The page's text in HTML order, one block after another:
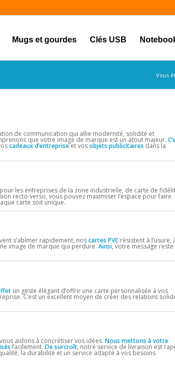
Mugs et gourdes Clés USB
Vous
de communication qui allie modernité, solidité et
que votre image de marque est un atout majeur.
cadeaux d’entrepriseet vosobjets publicitaires dans la
les entreprises de la zone industrielle, de carte de
recto-verso, vous pouvez maximiser l’espace pour faire
carte soit unique.
s’abîmer rapidement, noscartes PVC résistent à l’usure,
image de marque qui perdure. Ainsi, votre message reste
un geste élégant d’offrir une carte personnalisée à vos
C’est un excellent moyen de créer des relations
aidons à concrétiser vos idées. Nous mettons à votre
facilement. De surcroît, notre service de livraison est
la durabilité et un service adapté à vos besoins.